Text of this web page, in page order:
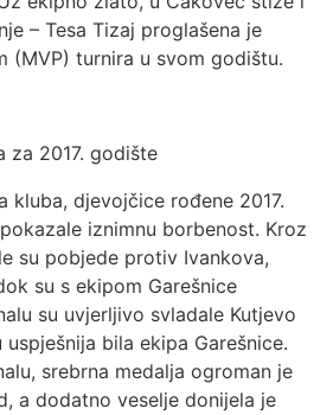
– Tesa Tizaj proglašena je
(MVP) turnira u svom godištu.
za 2017. godište
kluba, djevojčice rođene 2017.
iznimnu borbenost. Kroz
su pobjede protiv Ivankova,
su s ekipom Garešnice
su uvjerljivo svladale Kutjevo
bila ekipa Garešnice.
srebrna medalja ogroman je
a dodatno veselje donijela je